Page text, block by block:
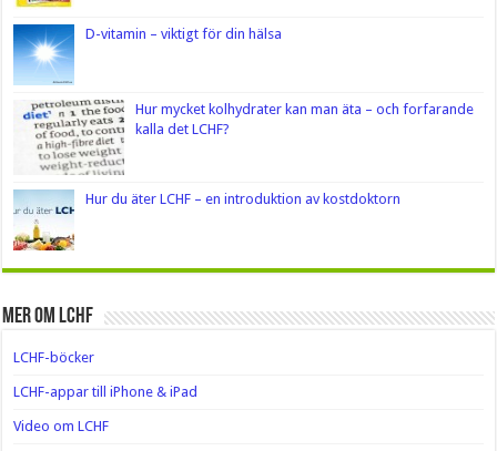
D-vitamin – viktigt för din hälsa
Hur mycket kolhydrater kan man äta – och forfarande
kalla det LCHF?
Hur du äter LCHF – en introduktion av kostdoktorn
Mer om LCHF
LCHF-böcker
LCHF-appar till iPhone & iPad
Video om LCHF